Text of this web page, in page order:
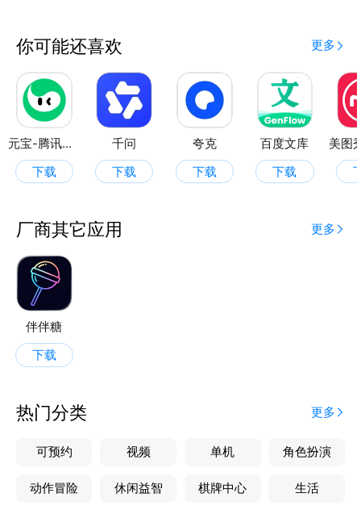
· 解答百科/学习/工作问题，全能小帮手！
· 按住说话直接问，方便随时查知识！
你可能还喜欢 更多
元宝-腾讯旗下AI助手
下载
千问
下载
夸克
下载
百度文库
下载
厂商其它应用 更多
伴伴糖
下载
热门分类 更多
可预约 视频 单机 角色扮演
动作冒险 休闲益智 棋牌中心 生活